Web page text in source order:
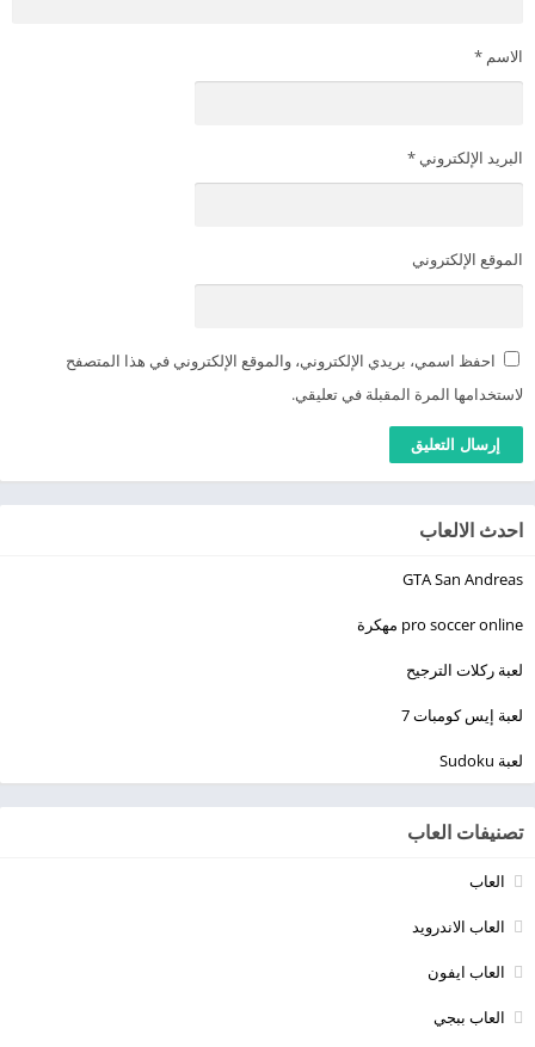
الاسم *
البريد الإلكتروني *
الموقع الإلكتروني
احفظ اسمي، بريدي الإلكتروني، والموقع الإلكتروني في هذا المتصفح
لاستخدامها المرة المقبلة في تعليقي.
احدث الالعاب
GTA San Andreas
pro soccer online مهكرة
لعبة ركلات الترجيح
لعبة إيس كومبات 7
لعبة Sudoku
تصنيفات العاب
العاب
العاب الاندرويد
العاب ايفون
العاب ببجي